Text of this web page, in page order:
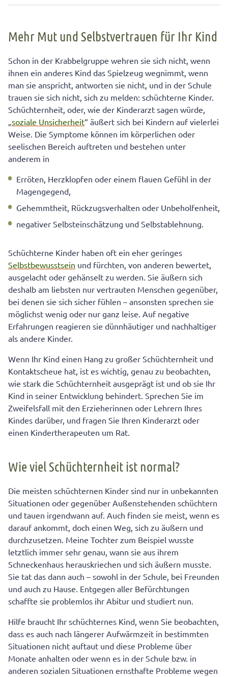
Wie viel Schüchternheit ist normal?
Gegen Schüchternheit: Sanfte Hilfe für die Kinderseele
Checkliste: Ist mein Kind kontaktscheu?‘
Homöopathische Globuli für schüchterne Kinder
Mehr Mut und Selbstvertrauen für Ihr Kind
Schon in der Krabbelgruppe wehren sie sich nicht, wenn
ihnen ein anderes Kind das Spielzeug wegnimmt, wenn
man sie anspricht, antworten sie nicht, und in der Schule
trauen sie sich nicht, sich zu melden: schüchterne Kinder.
Schüchternheit, oder, wie der Kinderarzt sagen würde,
„soziale Unsicherheit“ äußert sich bei Kindern auf vielerlei
Weise. Die Symptome können im körperlichen oder
seelischen Bereich auftreten und bestehen unter
anderem in
Erröten, Herzklopfen oder einem flauen Gefühl in der
Magengegend,
Gehemmtheit, Rückzugsverhalten oder Unbeholfenheit,
negativer Selbsteinschätzung und Selbstablehnung.
Schüchterne Kinder haben oft ein eher geringes
Selbstbewusstsein und fürchten, von anderen bewertet,
ausgelacht oder gehänselt zu werden. Sie äußern sich
deshalb am liebsten nur vertrauten Menschen gegenüber,
bei denen sie sich sicher fühlen – ansonsten sprechen sie
möglichst wenig oder nur ganz leise. Auf negative
Erfahrungen reagieren sie dünnhäutiger und nachhaltiger
als andere Kinder.
Wenn Ihr Kind einen Hang zu großer Schüchternheit und
Kontaktscheue hat, ist es wichtig, genau zu beobachten,
wie stark die Schüchternheit ausgeprägt ist und ob sie Ihr
Kind in seiner Entwicklung behindert. Sprechen Sie im
Zweifelsfall mit den Erzieherinnen oder Lehrern Ihres
Kindes darüber, und fragen Sie Ihren Kinderarzt oder
einen Kindertherapeuten um Rat.
Wie viel Schüchternheit ist normal?
Die meisten schüchternen Kinder sind nur in unbekannten
Situationen oder gegenüber Außenstehenden schüchtern
und tauen irgendwann auf. Auch finden sie meist, wenn es
darauf ankommt, doch einen Weg, sich zu äußern und
durchzusetzen. Meine Tochter zum Beispiel wusste
letztlich immer sehr genau, wann sie aus ihrem
Schneckenhaus herauskriechen und sich äußern musste.
Sie tat das dann auch – sowohl in der Schule, bei Freunden
und auch zu Hause. Entgegen aller Befürchtungen
schaffte sie problemlos ihr Abitur und studiert nun.
Hilfe braucht Ihr schüchternes Kind, wenn Sie beobachten,
dass es auch nach längerer Aufwärmzeit in bestimmten
Situationen nicht auftaut und diese Probleme über
Monate anhalten oder wenn es in der Schule bzw. in
anderen sozialen Situationen ernsthafte Probleme wegen